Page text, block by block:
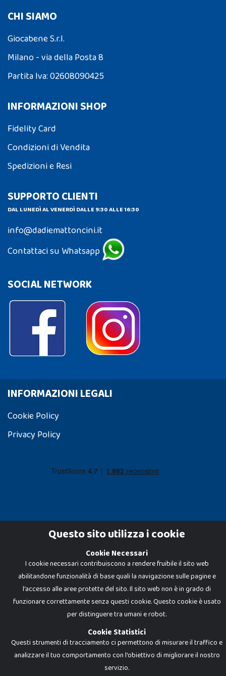
CHI SIAMO
Giocabene S.r.l.
Milano - via della Posta 8
Partita Iva: 02608090425
INFORMAZIONI SHOP
Fidelity Card
Condizioni di Vendita
Spedizioni e Resi
SUPPORTO CLIENTI
DAL LUNEDÌ AL VENERDÌ DALLE 9:30 ALLE 16:30
info@dadiemattoncini.it
Contattaci su Whatsapp
SOCIAL NETWORK
INFORMAZIONI LEGALI
Cookie Policy
Privacy Policy
Dadi e Mattoncini è un brand di Giocabene Srl. Ogni riproduzione o utilizzo non
espressamente autorizzato è severamente vietato. Tutti i loghi, marchi,
brand elencati nel presente shop sono di proprietà dei rispettivi titolari.
I prezzi e le promozioni pubblicate potrebbero differire da quanto esposto in
negozio.
Giocabene Srl - via della Posta 8, 20123 Milano (MI)
P.IVA 02608090425 - REA AN201199 - C.S. 10.000 i.v.
Questo sito utilizza i cookie
Cookie Necessari
I cookie necessari contribuiscono a rendere fruibile il sito web
abilitandone funzionalità di base quali la navigazione sulle pagine e
l'accesso alle aree protette del sito. Il sito web non è in grado di
funzionare correttamente senza questi cookie. Questo cookie è usato
per distinguere tra umani e robot.
Cookie Statistici
Questi strumenti di tracciamento ci permettono di misurare il traffico e
analizzare il tuo comportamento con l'obiettivo di migliorare il nostro
servizio.